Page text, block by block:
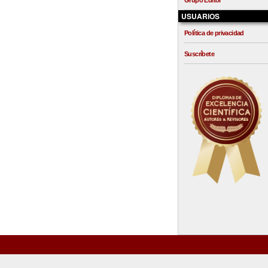
USUARIOS
Política de privacidad
Suscríbete